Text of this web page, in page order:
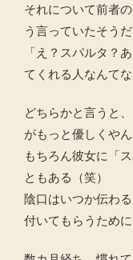
それについて前者
う言っていたそうだ
「え？スパルタ？
てくれる人なんて
どちらかと言うと
がもっと優しくや
もちろん彼女に「
ともある（笑）
陰口はいつか伝わ
付いてもらうために